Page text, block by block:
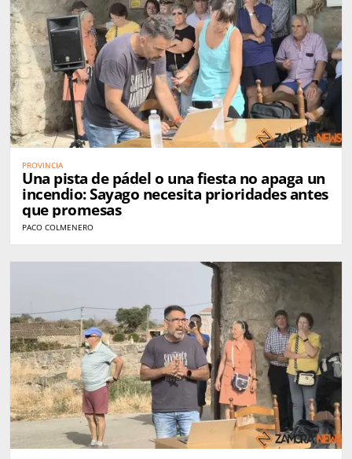
PROVINCIA
Una pista de pádel o una fiesta no apaga un
incendio: Sayago necesita prioridades antes
que promesas
PACO COLMENERO